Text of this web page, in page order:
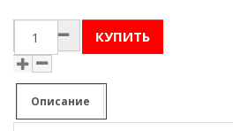
КУПИТЬ
Описание